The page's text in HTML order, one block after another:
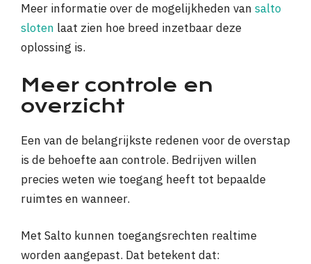
Meer informatie over de mogelijkheden van salto
sloten laat zien hoe breed inzetbaar deze
oplossing is.
Meer controle en
overzicht
Een van de belangrijkste redenen voor de overstap
is de behoefte aan controle. Bedrijven willen
precies weten wie toegang heeft tot bepaalde
ruimtes en wanneer.
Met Salto kunnen toegangsrechten realtime
worden aangepast. Dat betekent dat: